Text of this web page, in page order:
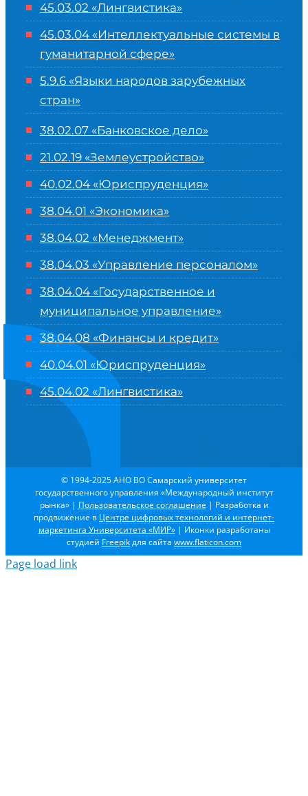
45.03.02 «Лингвистика»
45.03.04 «Интеллектуальные системы в
гуманитарной сфере»
5.9.6 «Языки народов зарубежных
стран»
38.02.07 «Банковское дело»
21.02.19 «Землеустройство»
40.02.04 «Юриспруденция»
38.04.01 «Экономика»
38.04.02 «Менеджмент»
38.04.03 «Управление персоналом»
38.04.04 «Государственное и
муниципальное управление»
38.04.08 «Финансы и кредит»
40.04.01 «Юриспруденция»
45.04.02 «Лингвистика»
© 1994-2025 АНО ВО Самарский университет
государственного управления «Международный институт
рынка» | Пользовательское соглашение | Разработка и
продвижение в Центре цифровых технологий и интернет-
маркетинга Университета «МИР»| Иконки разработаны
студией Freepikдля сайта www.flaticon.com
Page load link